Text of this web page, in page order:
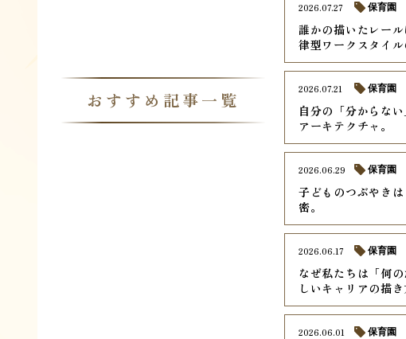
おすすめ記事一覧
誰かの描いたレー
律型ワークスタイル
2026.07.27 保育園
自分の「分からな
アーキテクチャ。
2026.07.21 保育園
子どものつぶやき
密。
2026.06.29 保育園
なぜ私たちは「何
しいキャリアの描き
2026.06.17 保育園
2026.06.01 保育園